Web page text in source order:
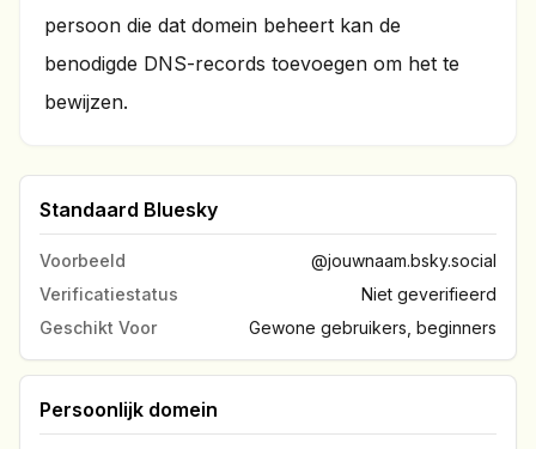
persoon die dat domein beheert kan de
benodigde DNS-records toevoegen om het te
bewijzen.
Standaard Bluesky
Voorbeeld
@jouwnaam.bsky.social
Verificatiestatus
Niet geverifieerd
Geschikt Voor
Gewone gebruikers, beginners
Persoonlijk domein